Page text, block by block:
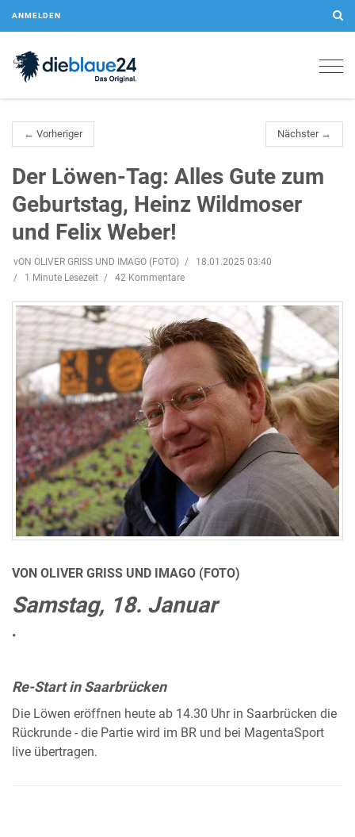
ANMELDEN
← Vorheriger Nächster →
Der Löwen-Tag: Alles Gute zum
Geburtstag, Heinz Wildmoser
und Felix Weber!
vON OLIVER GRISS UND IMAGO (FOTO)
18.01.2025 03:40
1 Minute Lesezeit
42 Kommentare
VON OLIVER GRISS UND IMAGO (FOTO)
Samstag, 18. Januar
•
Re-Start in Saarbrücken
Die Löwen eröffnen heute ab 14.30 Uhr in Saarbrücken die
Rückrunde - die Partie wird im BR und bei MagentaSport
live übertragen.